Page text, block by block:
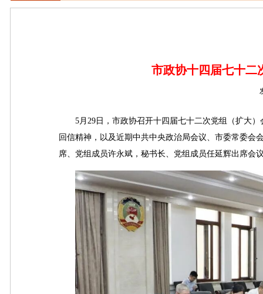
市政协十四届七十二
5月29日，市政协召开十四届七十二次党组（扩大）
回信精神，以及近期中共中央政治局会议、市委常委会
席、党组成员许永斌，秘书长、党组成员任延辉出席会